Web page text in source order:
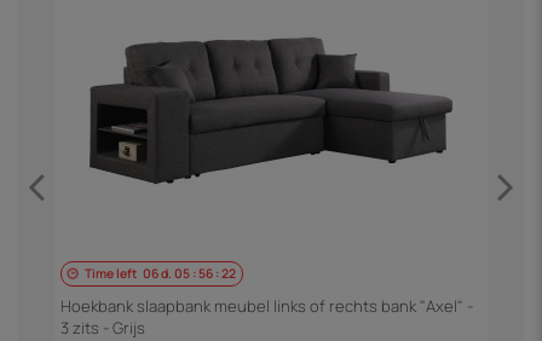
Time left 06d. 05 :56 :21
Hoekbank slaapbank meubel links of rechts bank "Axel" -
3 zits - Grijs